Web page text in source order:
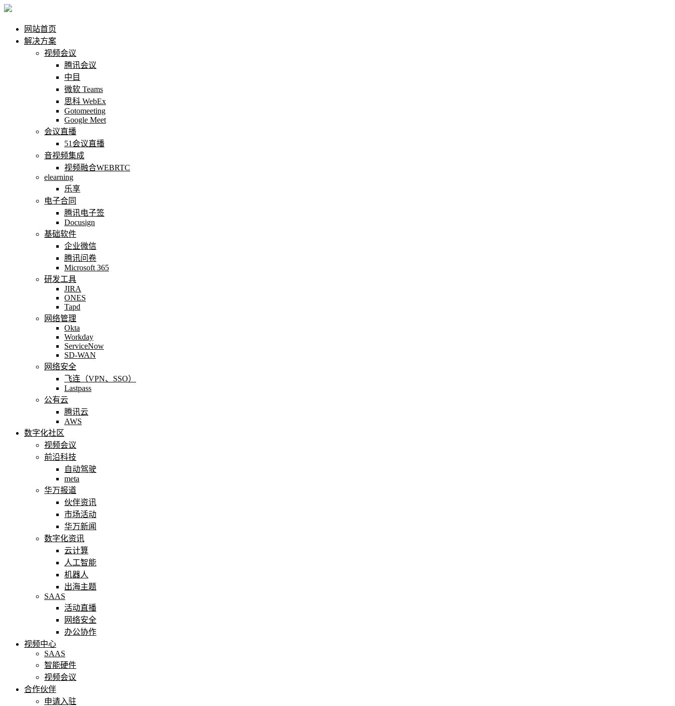
网站首页
解决方案
视频会议
腾讯会议
中目
微软 Teams
思科 WebEx
Gotomeeting
Google Meet
会议直播
51会议直播
音视频集成
视频融合WEBRTC
elearning
乐享
电子合同
腾讯电子签
Docusign
基础软件
企业微信
腾讯问卷
Microsoft 365
研发工具
JIRA
ONES
Tapd
网络管理
Okta
Workday
ServiceNow
SD-WAN
网络安全
飞连（VPN、SSO）
Lastpass
公有云
腾讯云
AWS
数字化社区
视频会议
前沿科技
自动驾驶
meta
华万报道
伙伴资讯
市场活动
华万新闻
数字化资讯
云计算
人工智能
机器人
出海主题
SAAS
活动直播
网络安全
办公协作
视频中心
SAAS
智能硬件
视频会议
合作伙伴
申请入驻